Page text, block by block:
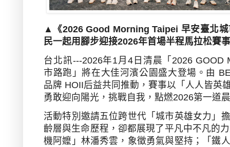
▲《2026 Good Morning Taipei 早安臺北
民一起用腳步迎接2026年首場半程馬拉松賽
台北訊---2026年1 月 4日清晨「 2026 GOOD
市路跑」將在大佳河濱公園盛大登場。由
品牌 HOII后益共同推動，賽事以「人人皆英
勇敢迎向陽光，挑戰自我，點燃2026第一道
活動特別邀請五位跨世代「城市英雄女力」
齡層與生命歷程，卻都展現了平凡中不凡的
機阿嬤」林潘秀雲，象徵勇氣與堅持；「鐵